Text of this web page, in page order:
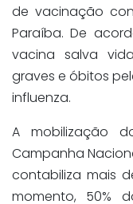
de vacinação
Paraíba. De
vacina salva
graves e óbitos
influenza.
A mobilização
Campanha
contabiliza mais
momento, 50%